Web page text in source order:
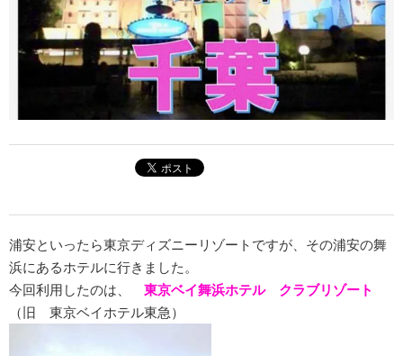
浦安といったら東京ディズニーリゾートですが、その浦安の舞
浜にあるホテルに行きました。
今回利用したのは、 東京ベイ舞浜ホテル クラブリゾート
（旧 東京ベイホテル東急）